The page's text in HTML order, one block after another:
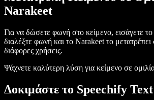
Narakeet
Για να δώσετε φωνή στο κείμενο, εισάγετε το
διαλέξτε φωνή και το Narakeet το μετατρέπει
διάφορες χρήσεις.
Ψάχνετε καλύτερη λύση για κείμενο σε
Δοκιμάστε το Speechify